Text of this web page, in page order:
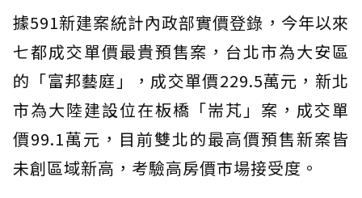
據591新建案統計內政部實價登錄，今年以來
七都成交單價最貴預售案，台北市為大安區
的「富邦藝庭」，成交單價229.5萬元，新北
市為大陸建設位在板橋「耑芃」案，成交單
價99.1萬元，目前雙北的最高價預售新案皆
未創區域新高，考驗高房價市場接受度。